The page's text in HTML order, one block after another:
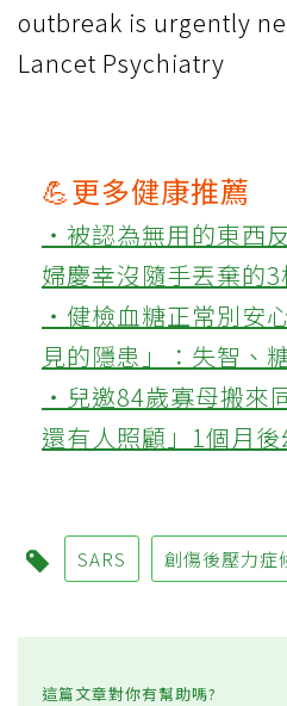
outbreak is urgently
Lancet Psychiatry
💪更多健康推薦
‧被認為無用的東西
婦慶幸沒隨手丟棄的3
‧健檢血糖正常別安
見的隱患」：失智、
‧兒邀84歲寡母搬來
還有人照顧」1個月
SARS 創傷後壓力症
這篇文章對你有幫助嗎?